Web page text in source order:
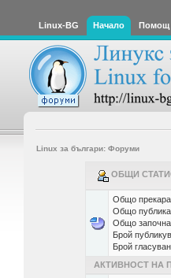
Linux-BG Начало Помощ
Linux за българи: Форуми
ОБЩИ
Общо
Общо
Общо
Брой
Брой
АКТИВНОСТ НА